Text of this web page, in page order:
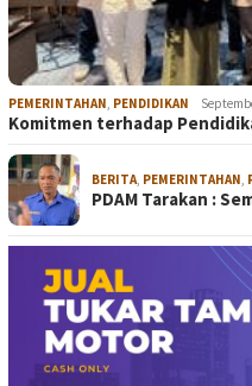
PEMERINTAHAN PENDIDIKAN
Komitmen terhadap
BERITA PEMERINTAHAN
PDAM Tarakan :